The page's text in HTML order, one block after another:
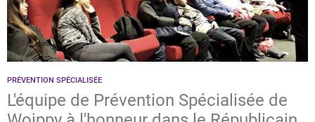
PRÉVENTION SPÉCIALISÉE
L'équipe de Prévention Spécialisée de